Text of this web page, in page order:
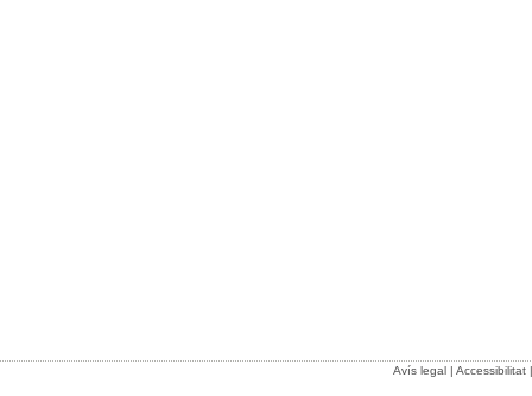
Avís legal| Accessibilitat